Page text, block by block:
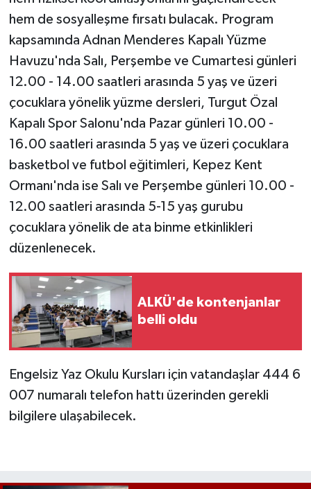
hem de sosyalleşme fırsatı bulacak. Program
kapsamında Adnan Menderes Kapalı Yüzme
Havuzu'nda Salı, Perşembe ve Cumartesi günleri
12.00 - 14.00 saatleri arasında 5 yaş ve üzeri
çocuklara yönelik yüzme dersleri, Turgut Özal
Kapalı Spor Salonu'nda Pazar günleri 10.00 -
16.00 saatleri arasında 5 yaş ve üzeri çocuklara
basketbol ve futbol eğitimleri, Kepez Kent
Ormanı'nda ise Salı ve Perşembe günleri 10.00 -
12.00 saatleri arasında 5-15 yaş gurubu
çocuklara yönelik de ata binme etkinlikleri
düzenlenecek.
ALKÜ'de kontenjanlar
belli oldu
Engelsiz Yaz Okulu Kursları için vatandaşlar 444 6
007 numaralı telefon hattı üzerinden gerekli
bilgilere ulaşabilecek.